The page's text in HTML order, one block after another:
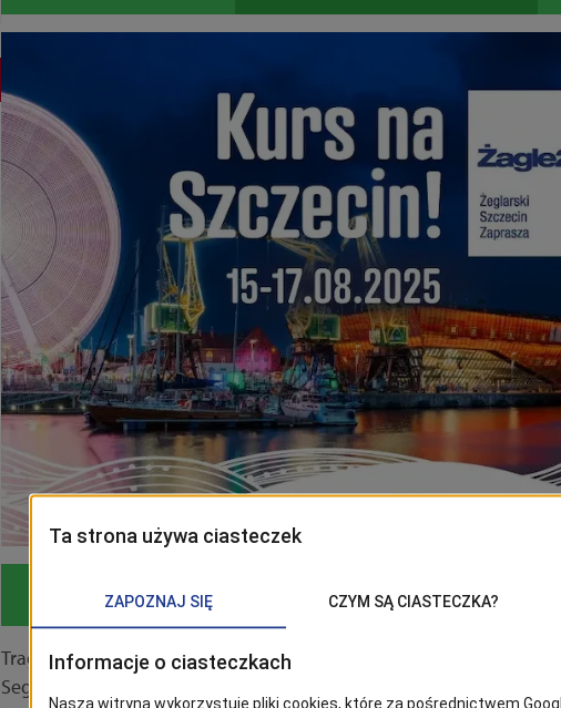
Hakenterrasse, Lastadie, Szczecin
Tragen Sie sich das Datum ein – denn Sail Szczecin geht in die
Segelfest begeistert seit 2021 Besucherinnen und Besucher aus